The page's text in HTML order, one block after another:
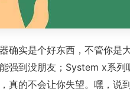
确实是个好东西，不管你
强到没朋友；System x系
真的不会让你失望。嘿，说